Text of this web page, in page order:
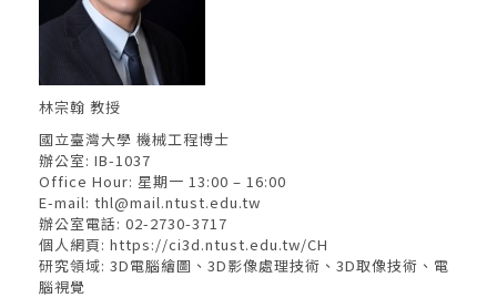
林宗翰 教授
國立臺灣大學 機械工程博士
辦公室: IB-1037
Office Hour: 星期一 13:00 – 16:00
E-mail: thl@mail.ntust.edu.tw
辦公室電話: 02-2730-3717
個人網頁: https://ci3d.ntust.edu.tw/CH
研究領域: 3D電腦繪圖、3D影像處理技術、3D取像技術、電
腦視覺